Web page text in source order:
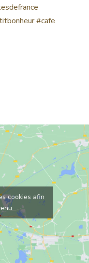
#cafe
cookies afin